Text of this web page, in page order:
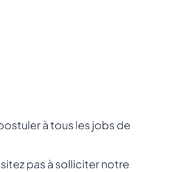
à tous lesjobs de
pas à solliciter notre